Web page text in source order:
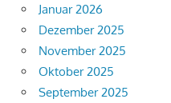
Januar 2026
Dezember 2025
November 2025
Oktober 2025
September 2025